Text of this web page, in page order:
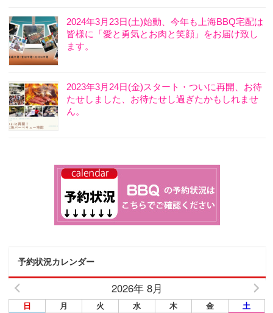
2024年3月23日(土)始動、今年も上海BBQ宅配は
皆様に「愛と勇気とお肉と笑顔」をお届け致し
ます。
2023年3月24日(金)スタート・ついに再開、お待
たせしました、お待たせし過ぎたかもしれませ
ん。
予約状況カレンダー
2026年 8月
日 月 火 水 木 金 土